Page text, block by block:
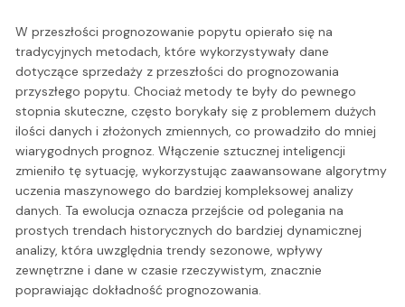
W przeszłości prognozowanie popytu opierało się na
tradycyjnych metodach, które wykorzystywały dane
dotyczące sprzedaży z przeszłości do prognozowania
przyszłego popytu. Chociaż metody te były do pewnego
stopnia skuteczne, często borykały się z problemem dużych
ilości danych i złożonych zmiennych, co prowadziło do mniej
wiarygodnych prognoz. Włączenie sztucznej inteligencji
zmieniło tę sytuację, wykorzystując zaawansowane algorytmy
uczenia maszynowego do bardziej kompleksowej analizy
danych. Ta ewolucja oznacza przejście od polegania na
prostych trendach historycznych do bardziej dynamicznej
analizy, która uwzględnia trendy sezonowe, wpływy
zewnętrzne i dane w czasie rzeczywistym, znacznie
poprawiając dokładność prognozowania.